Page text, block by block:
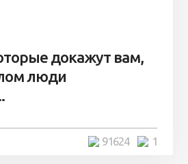
докажут вам,
люди
1
91624